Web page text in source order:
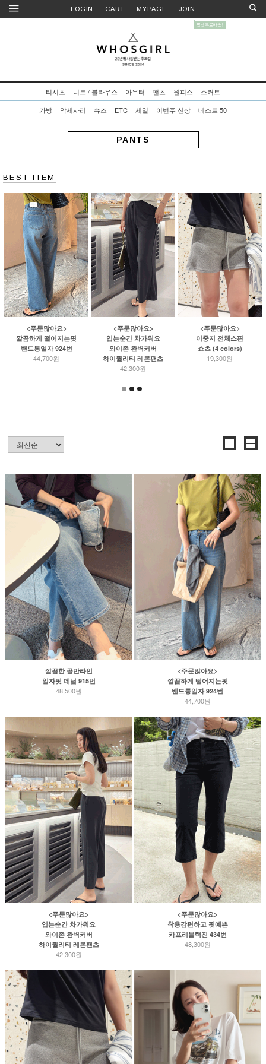
LOGIN CART MYPAGE JOIN
티셔츠 니트 / 블라우스 아우터 팬츠 원피스
스커트
가방
악세사리 슈즈 ETC 세일 이번주 신상 베스트 50
PANTS
BEST ITEM
<주문많아요>
깔끔하게 떨어지는핏
밴드통일자 924번
44,700원
<주문많아요>
입는순간 차가워요
와이존 완벽커버
하이퀄리티 레몬팬츠
42,300원
<주문많아요>
이중지 전체스판
쇼츠 (4 colors)
19,300원
깔끔한 골반라인
일자핏 데님 915번
48,500원
<주문많아요>
깔끔하게 떨어지는핏
밴드통일자 924번
44,700원
<주문많아요>
입는순간 차가워요
와이존 완벽커버
하이퀄리티 레몬팬츠
42,300원
<주문많아요>
착용감편하고 핏예쁜
카프리블랙진 434번
48,300원